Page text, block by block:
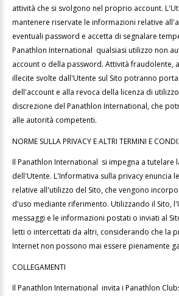
attività che si svolgono nel proprio account.
mantenere riservate le informazioni relative
eventuali password e accetta di segnalare
Panathlon International qualsiasi utilizzo non
account o della password. Attività fraudolente,
illecite svolte dall'Utente sul Sito potranno
dell'account e alla revoca della licenza di
discrezione del Panathlon International, che
alle autorità competenti.
NORME SULLA PRIVACY E ALTRI TERMINI E
Il Panathlon International si impegna a tutelare
dell'Utente. L'Informativa sulla privacy enuncia
relative all'utilizzo del Sito, che vengono
d'uso mediante riferimento. Utilizzando il Sito,
messaggi e le informazioni postati o inviati al
letti o intercettati da altri, considerando che la
Internet non possono mai essere pienamente
COLLEGAMENTI
Il Panathlon International invita i Panathlon